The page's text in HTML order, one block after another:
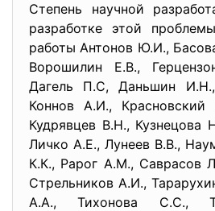
Степень научной
разработке этой
работы Антонов Ю.И.,
Ворошилин Е.В.,
Дагель П.С, Даньшин
Коннов А.И.,
Кудрявцев В.Н., Кузнецова
Личко А.Е., Лунеев В.В.,
К.К., Рарог A.M., Саврасов
Стрельников А.И.,
А.А., Тихонова С.С.,